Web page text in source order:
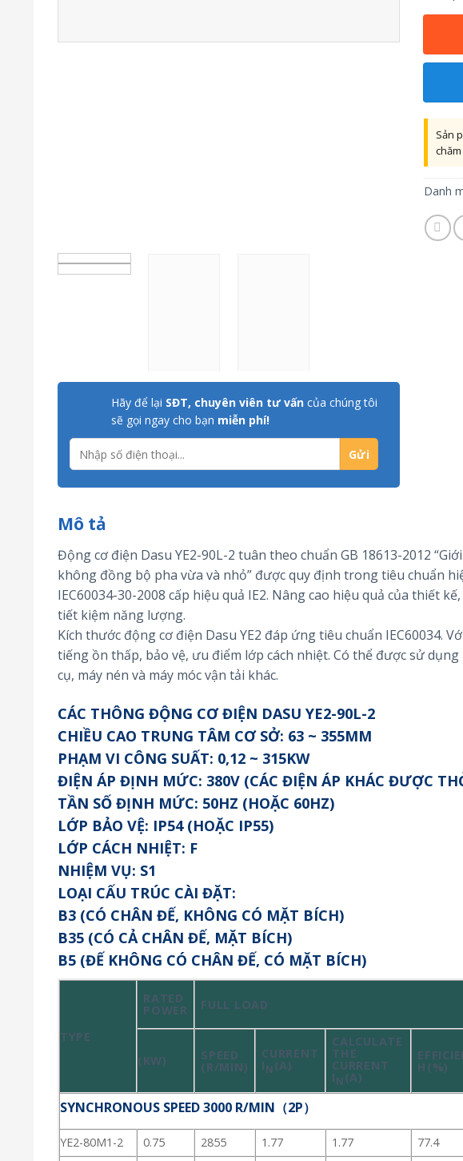
Hãy để lại SĐT, chuyên viên tư vấn của chúng tôi
sẽ gọi ngay cho bạn miễn phí!
Sản
Danh
Mô tả
Động cơ điện Dasu YE2-90L-2 tuân theo chuẩn GB 18613-2012
không đồng bộ pha vừa và nhỏ” được quy định trong tiêu chuẩn
IEC60034-30-2008 cấp hiệu quả IE2. Nâng cao hiệu quả của thiết
tiết kiệm năng lượng.
Kích thước động cơ điện Dasu YE2 đáp ứng tiêu chuẩn IEC60034.
tiếng ồn thấp, bảo vệ, ưu điểm lớp cách nhiệt. Có thể được sử
cụ, máy nén và máy móc vận tải khác.
CÁC THÔNG ĐỘNG CƠ ĐIỆN DASU YE2-90L-2
CHIỀU CAO TRUNG TÂM CƠ SỞ: 63 ~ 355MM
PHẠM VI CÔNG SUẤT: 0,12 ~ 315KW
ĐIỆN ÁP ĐỊNH MỨC: 380V (CÁC ĐIỆN ÁP KHÁC ĐƯỢC
TẦN SỐ ĐỊNH MỨC: 50HZ (HOẶC 60HZ)
LỚP BẢO VỆ: IP54 (HOẶC IP55)
LỚP CÁCH NHIỆT: F
NHIỆM VỤ: S1
LOẠI CẤU TRÚC CÀI ĐẶT:
B3 (CÓ CHÂN ĐẾ, KHÔNG CÓ MẶT BÍCH)
B35 (CÓ CẢ CHÂN ĐẾ, MẶT BÍCH)
B5 (ĐẾ KHÔNG CÓ CHÂN ĐẾ, CÓ MẶT BÍCH)
TYPE
RATED
POWER FULL LOAD
(KW) SPEED
(R/MIN)
CURRENT
IN(A)
CALCULATE
THE
CURRENT
IN(A)
Η(%)
SYNCHRONOUS SPEED 3000 R/MIN（2P）
YE2-80M1-2 0.75 2855 1.77 1.77 77.4